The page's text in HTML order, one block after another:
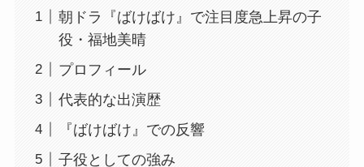
朝ドラ『ばけばけ』で注目度急上昇の子
役・福地美晴
プロフィール
代表的な出演歴
『ばけばけ』での反響
子役としての強み